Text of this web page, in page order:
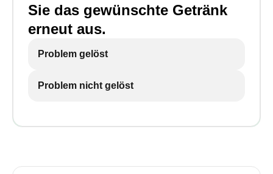
Sie das gewünschte Getränk
erneut aus.
Problem gelöst
Problem nicht gelöst